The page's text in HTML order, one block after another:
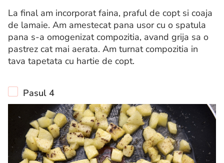
La final am incorporat faina, praful de copt si coaja
de lamaie. Am amestecat pana usor cu o spatula
pana s-a omogenizat compozitia, avand grija sa o
pastrez cat mai aerata. Am turnat compozitia in
tava tapetata cu hartie de copt.
Pasul 4